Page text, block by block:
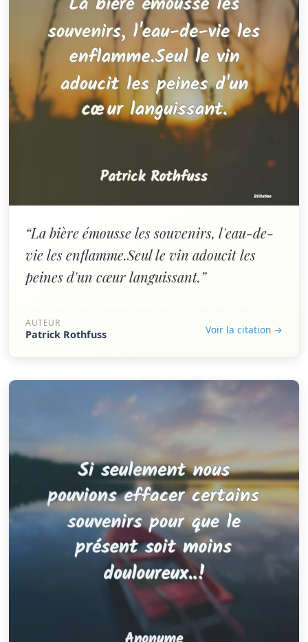
“La bière émousse les souvenirs, l'eau-de-
vie les enflamme.Seul le vin adoucit les
peines d'un cœur languissant.”
AUTEUR
Patrick Rothfuss Voir la citation →